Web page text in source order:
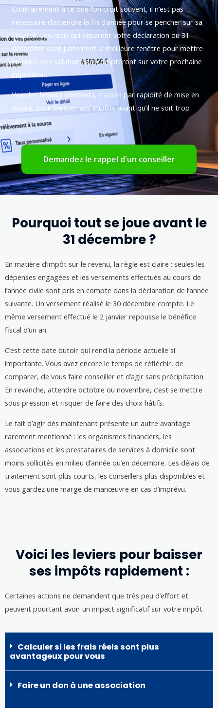
Contrairement à ce que l’on croit souvent, il n’est pas
nécessaire d’attendre la fin d’année pour se pencher sur sa
fiscalité. Les mois qui séparent votre déclaration du 31
décembre sont justement la meilleure fenêtre pour mettre
en place des solutions qui compteront sur votre prochaine
imposition.
Voici lesleviers concrets, classés par rapidité de mise en
œuvre, pour baisser vos impôts avant qu’il ne soit trop
tard.
Demandez le rappel d'un conseiller
Pourquoi tout se joue avant le
31 décembre ?
En matière d’impôt sur le revenu, la règle est claire : seules les
dépenses engagées et les versements effectués au cours de
l’année civile sont pris en compte dans la déclaration de l’année
suivante. Un versement réalisé le 30 décembre compte. Le
même versement effectué le 2 janvier repousse le bénéfice
fiscal d’un an.
C’est cette date butoir qui rend la période actuelle si
importante. Vous avez encore le temps de réfléchir, de
comparer, de vous faire conseiller et d’agir sans précipitation.
En revanche, attendre octobre ou novembre, c’est se mettre
sous pression et risquer de faire des choix hâtifs.
Le fait d’agir dès maintenant présente un autre avantage
rarement mentionné : les organismes financiers, les
associations et les prestataires de services à domicile sont
moins sollicités en milieu d’année qu’en décembre. Les délais de
traitement sont plus courts, les conseillers plus disponibles et
vous gardez une marge de manœuvre en cas d’imprévu.
Voici les leviers pour baisser
ses impôts rapidement :
Certaines actions ne demandent que très peu d’effort et
peuvent pourtant avoir un impact significatif sur votre impôt.
Calculer si les frais réels sont plus
avantageux pour vous
Faire un don à une association